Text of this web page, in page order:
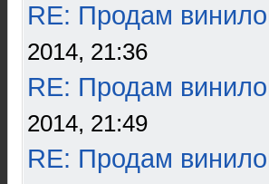
RE: Продам
2014, 21:36
RE: Продам
2014, 21:49
RE: Продам